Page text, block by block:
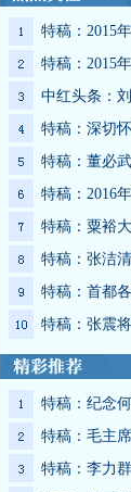
特稿：2015
特稿：2015
中红头条：
特稿：深切
特稿：董必
特稿：2016
特稿：粟裕
特稿：张洁
特稿：首都
特稿：张震
特稿：纪念
特稿：毛主
特稿：李力